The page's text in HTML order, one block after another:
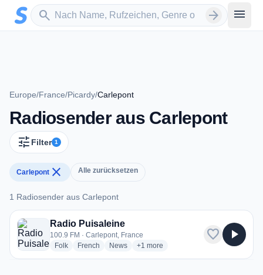
Zum Hauptinhalt springen
search
Sender suchen arrow_forward menu
Europe/France/Picardy/Carlepont
Radiosender aus Carlepont
tune Filter 1
Carlepont close Alle zurücksetzen
1 Radiosender aus Carlepont
1 Radiosender aus Carlepont
Radio Puisaleine
100.9 FM · Carlepont, France
Folkradio stations
French radio stations
Newsradio stations
+1 more genres for Radio Puisaleine
more
favorite play_arrow